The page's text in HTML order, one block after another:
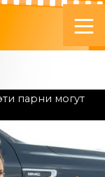
парни могут